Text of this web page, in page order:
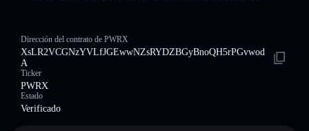
Dirección del contrato de PWRX
XsLR2VCGNzYVLfJGEwwNZsRYDZBGyBnoQH5rPGvwod
A
Ticker
PWRX
Estado
Verificado